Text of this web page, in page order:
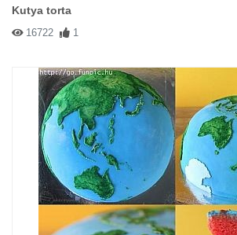
Kutya torta
16722 1